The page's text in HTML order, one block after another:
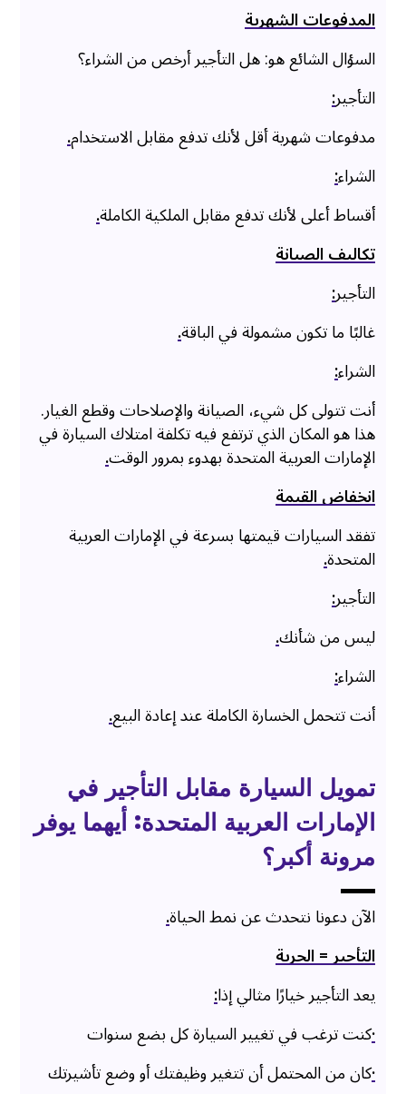
المدفوعات الشهرية
السؤال الشائع هو: هل التأجير أرخص من الشراء؟
التأجير:
مدفوعات شهرية أقل لأنك تدفع مقابل الاستخدام.
الشراء:
أقساط أعلى لأنك تدفع مقابل الملكية الكاملة.
تكاليف الصيانة
التأجير:
غالبًا ما تكون مشمولة في الباقة.
الشراء:
أنت تتولى كل شيء، الصيانة والإصلاحات وقطع الغيار.
هذا هو المكان الذي ترتفع فيه تكلفة امتلاك السيارة في
الإمارات العربية المتحدة بهدوء بمرور الوقت.
انخفاض القيمة
تفقد السيارات قيمتها بسرعة في الإمارات العربية
المتحدة.
التأجير:
ليس من شأنك.
الشراء:
أنت تتحمل الخسارة الكاملة عند إعادة البيع.
تمويل السيارة مقابل التأجير في
الإمارات العربية المتحدة: أيهما يوفر
مرونة أكبر؟
الآن دعونا نتحدث عن نمط الحياة.
التأجير = الحرية
يعد التأجير خيارًا مثالي إذا:
·كنت ترغب في تغيير السيارة كل بضع سنوات
·كان من المحتمل أن تتغير وظيفتك أو وضع تأشيرتك